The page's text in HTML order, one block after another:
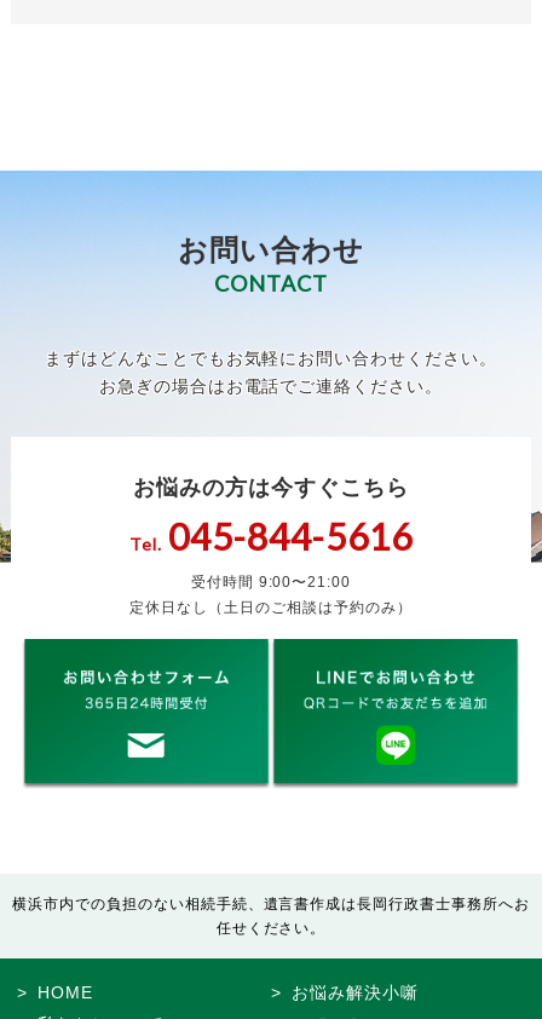
お問い合わせ
CONTACT
まずはどんなことでもお気軽にお問い合わせください。
お急ぎの場合はお電話でご連絡ください。
お悩みの方は今すぐこちら
Tel. 045-844-5616
受付時間 9:00〜21:00
定休日なし（土日のご相談は予約のみ）
横浜市内での負担のない相続手続、遺言書作成は長岡行政書士事務所へお
任せください。
HOME
お悩み解決小噺